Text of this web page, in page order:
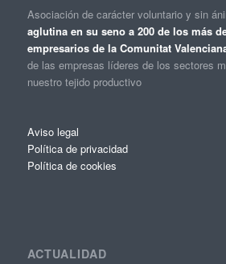
Asociación de carácter voluntario y sin
aglutina en su seno a 200 de los más
empresarios de la Comunitat
de las empresas líderes de los sectores
nuestro tejido productivo
Aviso legal
Política de privacidad
Política de cookies
ACTUALIDAD